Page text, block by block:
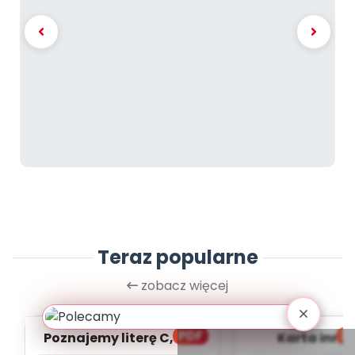
Teraz popularne
zobacz więcej
PDF
Poznajemy literę C, cz. 1
Karta